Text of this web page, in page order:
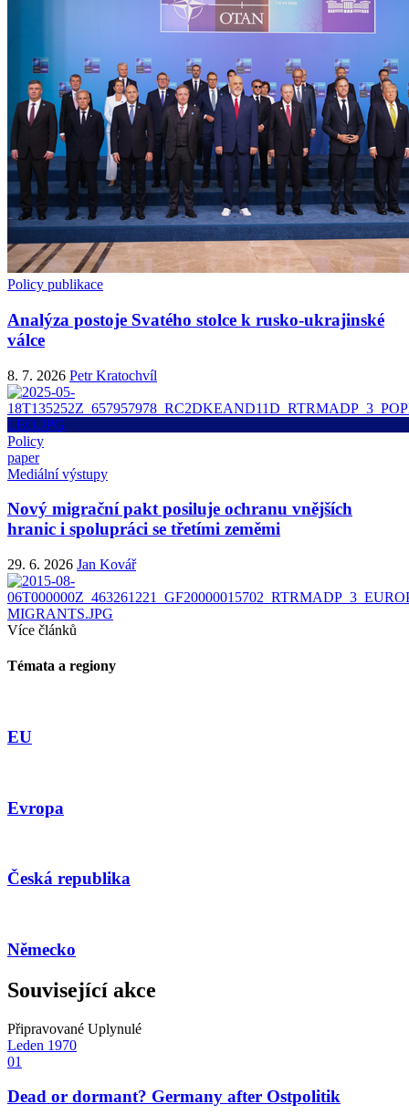
Policy publikace
Analýza postoje Svatého stolce k rusko-ukrajinské
válce
8. 7. 2026 Petr Kratochvíl
Policy
paper
Mediální výstupy
Nový migrační pakt posiluje ochranu vnějších
hranic i spolupráci se třetími zeměmi
29. 6. 2026 Jan Kovář
Více článků
Témata a regiony
EU
Evropa
Česká republika
Německo
Související akce
Připravované Uplynulé
Leden 1970
01
Dead or dormant? Germany after Ostpolitik